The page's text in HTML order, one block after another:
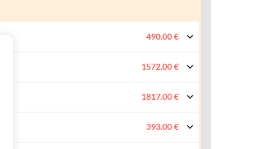
490.00 €
1572.00 €
1817.00 €
393.00 €